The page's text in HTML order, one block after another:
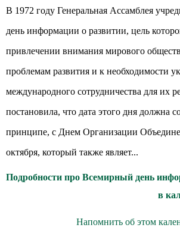
В 1972 году Генеральная Ассамблея
день информации о развитии, цель
привлечении внимания мирового
проблемам развития и к необходимости
международного сотрудничества для их
постановила, что дата этого дня должна
принципе, с Днем Организации
октября, который также являет...
Подробности про Всемирный день
в
Напомнить об этом